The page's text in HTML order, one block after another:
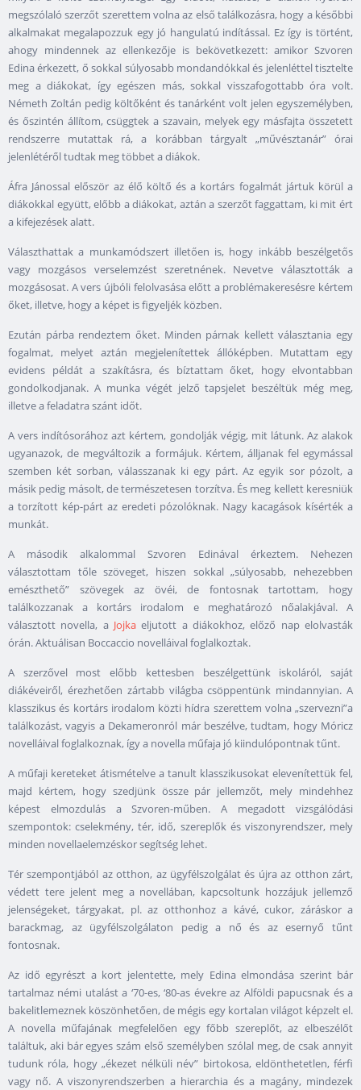
megszólaló szerzőt szerettem volna az első találkozásra, hogy a későbbi
alkalmakat megalapozzuk egy jó hangulatú indítással. Ez így is történt,
ahogy mindennek az ellenkezője is bekövetkezett: amikor Szvoren
Edina érkezett, ő sokkal súlyosabb mondandókkal és jelenléttel tisztelte
meg a diákokat, így egészen más, sokkal visszafogottabb óra volt.
Németh Zoltán pedig költőként és tanárként volt jelen egyszemélyben,
és őszintén állítom, csüggtek a szavain, melyek egy másfajta összetett
rendszerre mutattak rá, a korábban tárgyalt „művésztanár” órai
jelenlétéről tudtak meg többet a diákok.
Áfra Jánossal először az élő költő és a kortárs fogalmát jártuk körül a
diákokkal együtt, előbb a diákokat, aztán a szerzőt faggattam, ki mit ért
a kifejezések alatt.
Választhattak a munkamódszert illetően is, hogy inkább beszélgetős
vagy mozgásos verselemzést szeretnének. Nevetve választották a
mozgásosat. A vers újbóli felolvasása előtt a problémakeresésre kértem
őket, illetve, hogy a képet is figyeljék közben.
Ezután párba rendeztem őket. Minden párnak kellett választania egy
fogalmat, melyet aztán megjelenítettek állóképben. Mutattam egy
evidens példát a szakításra, és bíztattam őket, hogy elvontabban
gondolkodjanak. A munka végét jelző tapsjelet beszéltük még meg,
illetve a feladatra szánt időt.
A vers indítósorához azt kértem, gondolják végig, mit látunk. Az alakok
ugyanazok, de megváltozik a formájuk. Kértem, álljanak fel egymással
szemben két sorban, válasszanak ki egy párt. Az egyik sor pózolt, a
másik pedig másolt, de természetesen torzítva. És meg kellett keresniük
a torzított kép-párt az eredeti pózolóknak. Nagy kacagások kísérték a
munkát.
A második alkalommal Szvoren Edinával érkeztem. Nehezen
választottam tőle szöveget, hiszen sokkal „súlyosabb, nehezebben
emészthető” szövegek az övéi, de fontosnak tartottam, hogy
találkozzanak a kortárs irodalom e meghatározó nőalakjával. A
választott novella, a Jojka eljutott a diákokhoz, előző nap elolvasták
órán. Aktuálisan Boccaccio novelláival foglalkoztak.
A szerzővel most előbb kettesben beszélgettünk iskoláról, saját
diákéveiről, érezhetően zártabb világba csöppentünk mindannyian. A
klasszikus és kortárs irodalom közti hídra szerettem volna „szervezni”a
találkozást, vagyis a Dekameronról már beszélve, tudtam, hogy Móricz
novelláival foglalkoznak, így a novella műfaja jó kiindulópontnak tűnt.
A műfaji kereteket átismételve a tanult klasszikusokat elevenítettük fel,
majd kértem, hogy szedjünk össze pár jellemzőt, mely mindehhez
képest elmozdulás a Szvoren-műben. A megadott vizsgálódási
szempontok: cselekmény, tér, idő, szereplők és viszonyrendszer, mely
minden novellaelemzéskor segítség lehet.
Tér szempontjából az otthon, az ügyfélszolgálat és újra az otthon zárt,
védett tere jelent meg a novellában, kapcsoltunk hozzájuk jellemző
jelenségeket, tárgyakat, pl. az otthonhoz a kávé, cukor, záráskor a
barackmag, az ügyfélszolgálaton pedig a nő és az esernyő tűnt
fontosnak.
Az idő egyrészt a kort jelentette, mely Edina elmondása szerint bár
tartalmaz némi utalást a ‘70-es, ‘80-as évekre az Alföldi papucsnak és a
bakelitlemeznek köszönhetően, de mégis egy kortalan világot képzelt el.
A novella műfajának megfelelően egy főbb szereplőt, az elbeszélőt
találtuk, aki bár egyes szám első személyben szólal meg, de csak annyit
tudunk róla, hogy „ékezet nélküli név” birtokosa, eldönthetetlen, férfi
vagy nő. A viszonyrendszerben a hierarchia és a magány, mindezek